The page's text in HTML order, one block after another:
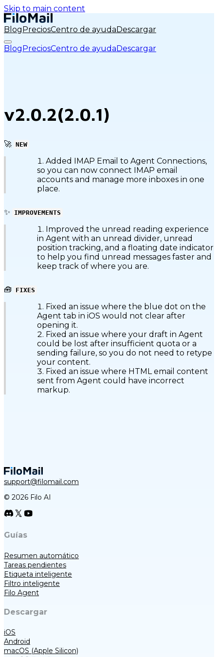
Skip to main content
BlogPreciosCentro de ayudaDescargar
BlogPreciosCentro de ayudaDescargar
v2.0.2(2.0.1)
🚀 NEW
Added IMAP Email to Agent Connections,
so you can now connect IMAP email
accounts and manage more inboxes in one
place.
✨ IMPROVEMENTS
Improved the unread reading experience
in Agent with an unread divider, unread
position tracking, and a floating date indicator
to help you find unread messages faster and
keep track of where you are.
🧰 FIXES
Fixed an issue where the blue dot on the
Agent tab in iOS would not clear after
opening it.
Fixed an issue where your draft in Agent
could be lost after insufficient quota or a
sending failure, so you do not need to retype
your content.
Fixed an issue where HTML email content
sent from Agent could have incorrect
markup.
support@filomail.com
© 2026 Filo AI
Guías
Resumen automático
Tareas pendientes
Etiqueta inteligente
Filtro inteligente
Filo Agent
Descargar
iOS
Android
macOS (Apple Silicon)